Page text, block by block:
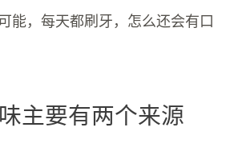
能，每天都刷牙，怎么还会有口
主要有两个来源